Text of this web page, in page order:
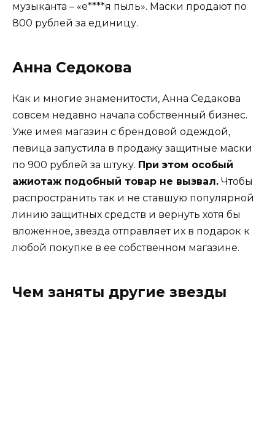
музыканта – «е****я пыль». Маски продают по
800 рублей за единицу.
Анна Седокова
Как и многие знаменитости, Анна Седакова
совсем недавно начала собственный бизнес.
Уже имея магазин с брендовой одеждой,
певица запустила в продажу защитные маски
по 900 рублей за штуку. При этом особый
ажиотаж подобный товар не вызвал. Чтобы
распространить так и не ставшую популярной
линию защитных средств и вернуть хотя бы
вложенное, звезда отправляет их в подарок к
любой покупке в ее собственном магазине.
Чем заняты другие звезды